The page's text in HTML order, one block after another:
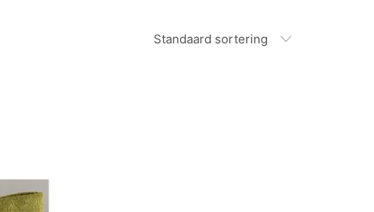
Standaard sortering